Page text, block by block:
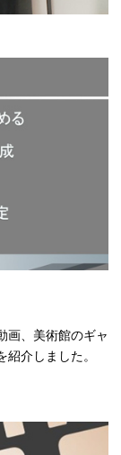
画、美術館のギャ
介しました。